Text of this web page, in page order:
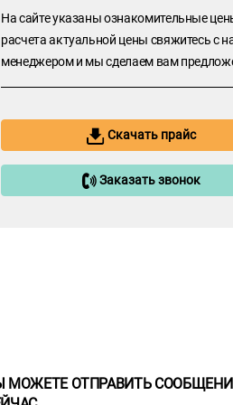
На сайте указаны ознакомительные
расчета актуальной цены свяжитесь с
менеджером и мы сделаем вам
Скачать прайс
Заказать звонок
МОЖЕТЕ ОТПРАВИТЬ